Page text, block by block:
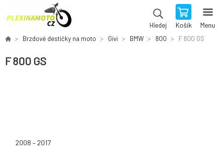
Hledej Košík Menu
Brzdové destičky na moto Givi BMW 800 F 800 GS
F 800 GS
2008 – 2017